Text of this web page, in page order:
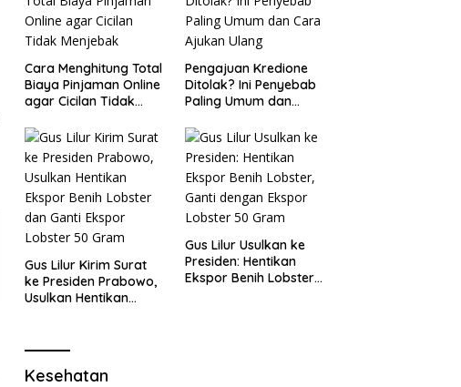
Cara Menghitung Total
Biaya Pinjaman Online
agar Cicilan Tidak
Pengajuan Kredione
Ditolak? Ini Penyebab
Paling Umum dan
Gus Lilur Kirim Surat
ke Presiden Prabowo,
Usulkan Hentikan
Lobster 50 Gram
Gus Lilur Usulkan ke
Presiden: Hentikan
Ekspor Benih Lobster,
Kesehatan